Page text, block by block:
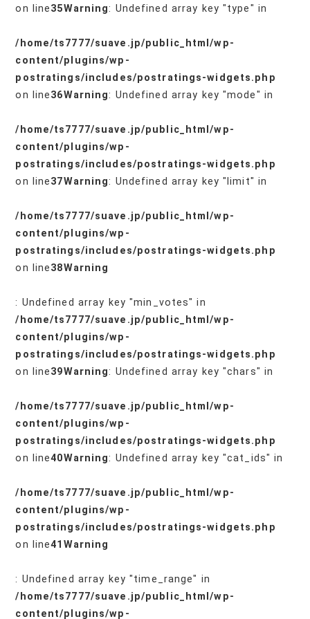
on line35Warning: Undefined array key "type" in
/home/ts7777/suave.jp/public_html/wp-
content/plugins/wp-
postratings/includes/postratings-widgets.php
on line36Warning: Undefined array key "mode" in
/home/ts7777/suave.jp/public_html/wp-
content/plugins/wp-
postratings/includes/postratings-widgets.php
on line37Warning: Undefined array key "limit" in
/home/ts7777/suave.jp/public_html/wp-
content/plugins/wp-
postratings/includes/postratings-widgets.php
on line38Warning
: Undefined array key "min_votes" in
/home/ts7777/suave.jp/public_html/wp-
content/plugins/wp-
postratings/includes/postratings-widgets.php
on line39Warning: Undefined array key "chars" in
/home/ts7777/suave.jp/public_html/wp-
content/plugins/wp-
postratings/includes/postratings-widgets.php
on line40Warning: Undefined array key "cat_ids" in
/home/ts7777/suave.jp/public_html/wp-
content/plugins/wp-
postratings/includes/postratings-widgets.php
on line41 Warning
: Undefined array key "time_range" in
/home/ts7777/suave.jp/public_html/wp-
content/plugins/wp-